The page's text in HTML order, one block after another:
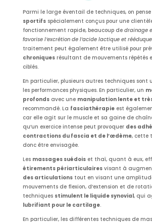
Parmi le large éventail de techniques, on
sportifsspécialement conçus pour une
fonctionnement rapide, beaucoup de drainage
favorise l’excrétion de l’acide lactique et
traitement peut également être utilisé pour
chroniquesrésultant de mouvements répétés
ciblés.
En particulier, plusieurs autres techniques sont
les performances physiques. En particulier, un
profondsavec une manipulation lente et
recommandé. La fasciathérapieest
car elle agit sur le muscle et sa gaine de
qu’un exercice intense peut provoquer des
contractions du fascia et de l’œdème, cette
donc être envisagée.
Les massages suédoiset thaï, quant à eux,
étirements périarticulairesvisant à
des articulationstout en visant une
mouvements de flexion, d’extension et de
techniques stimulent le liquide synovial, qui
lubrifiant pour le cartilage.
En particulier, les différentes techniques de